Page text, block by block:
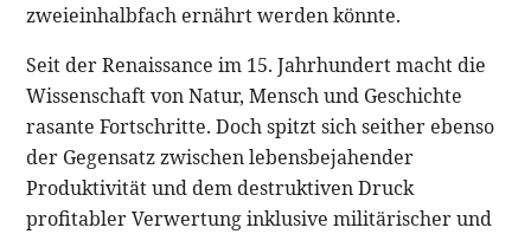
zweieinhalbfach ernährt werden könnte.
Seit der Renaissance im 15. Jahrhundert macht die
Wissenschaft von Natur, Mensch und Geschichte
rasante Fortschritte. Doch spitzt sich seither ebenso
der Gegensatz zwischen lebensbejahender
Produktivität und dem destruktiven Druck
profitabler Verwertung inklusive militärischer und